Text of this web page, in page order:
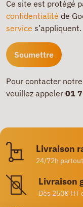
Ce site est protégé
confidentialité de
service s’appliquent.
Pour contacter
veuillez appeler 01
Livraison
24/72h
Livraison
Dès 250€ HT